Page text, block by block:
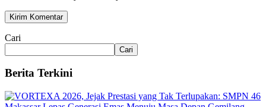
Cari
Cari
Berita Terkini